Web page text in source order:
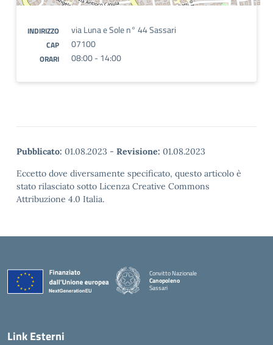
INDIRIZZO via Luna e Sole n° 44 Sassari
CAP 07100
ORARI 08:00 - 14:00
Pubblicato: 01.08.2023 - Revisione: 01.08.2023
Eccetto dove diversamente specificato, questo articolo è
stato rilasciato sotto Licenza Creative Commons
Attribuzione 4.0 Italia.
Convitto Nazionale
Canopoleno
Sassari
Link Esterni